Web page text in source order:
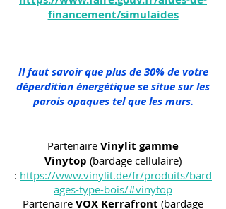
financement/simulaides
Il faut savoir que plus de 30% de votre
déperdition énergétique se situe sur les
parois opaques tel que les murs.
Partenaire Vinylit gamme
Vinytop (bardage cellulaire)
: https://www.vinylit.de/fr/produits/bard
ages-type-bois/#vinytop
Partenaire VOX Kerrafront (bardage